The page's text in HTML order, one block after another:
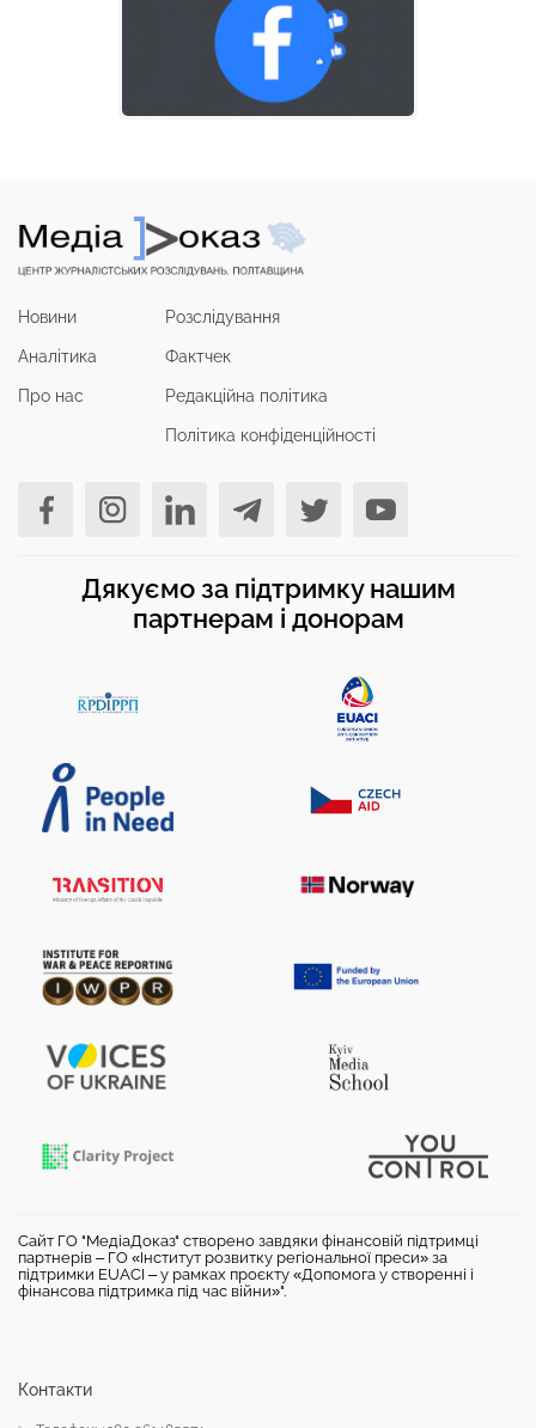
Новини
Аналітика
Про нас
Розслідування
Фактчек
Редакційна політика
Політика конфіденційності
Дякуємо за підтримку нашим
партнерам і донорам
Сайт ГО "МедіаДоказ" створено завдяки фінансовій підтримці
партнерів – ГО «Інститут розвитку регіональної преси» за
підтримки EUACI – у рамках проєкту «Допомога у створенні і
фінансова підтримка під час війни»".
Контакти